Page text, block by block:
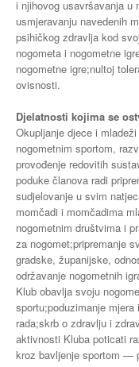
i njihovog usavršavanja u
usmjeravanju navedenih
psihičkog zdravlja kod
nogometa i nogometne
nogometne igre;nultoj
ovisnosti.
Djelatnosti kojima se
Okupljanje djece i
nogometnim sportom,
provođenje redovitih
poduke članova radi
sudjelovanje u svim
momčadi i momčadima
nogometnim društvima i
za nogomet;pripremanje
gradske, županijske,
održavanje nogometnih
Klub obavlja svoju
sportu;poduzimanje
rada;skrb o zdravlju i
aktivnosti Kluba poticati
kroz bavljenje sportom —